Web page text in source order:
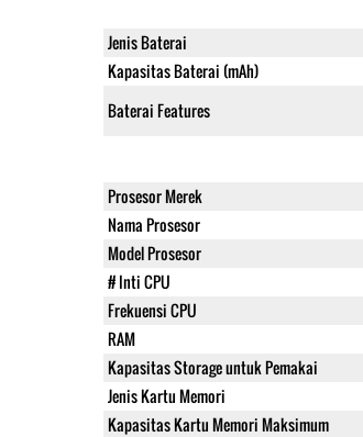
Jenis Baterai
Kapasitas Baterai (mAh)
Baterai Features
Prosesor Merek
Nama Prosesor
Model Prosesor
# Inti CPU
Frekuensi CPU
RAM
Kapasitas Storage untuk Pemakai
Jenis Kartu Memori
Kapasitas Kartu Memori Maksimum